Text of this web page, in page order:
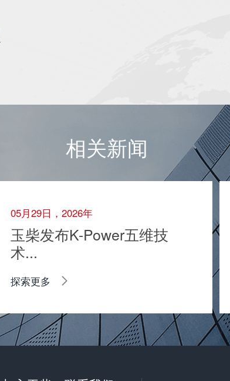
相关新闻
05月29日，2026年
玉柴发布K-Power五维技
术...
探索更多